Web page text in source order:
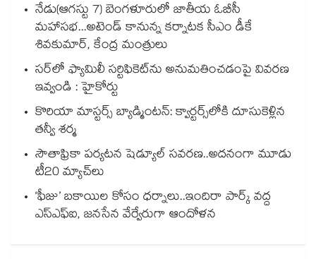
నేడు(ఆగస్టు 7) బెంగళూరులో జాతీయ ఓబీసీ
మహాసభ...అటెండ్ కానున్న కర్నాటక సీఎం డీకే
శివకుమార్, కేంద్ర మంత్రులు
సర్‌‌‌‌లో ఫ్యామిలీ సర్టిఫికెట్‌‌ను అనుమతించడంపై వివరణ
ఇవ్వండి : హైకోర్టు
కొరియా మాస్టర్స్ బ్యాడ్మింటన్: క్వార్టర్స్‌లోకి దూసుకెళ్లిన
తన్వీ శర్మ
సౌతాఫ్రికా పర్యటన షెడ్యూల్ సవరణ..అదనంగా మూడు
టీ20 మ్యాచ్‌లు
‘ఫీజు’ బకాయిల కోసం ధర్నాలు..ఇందిరా పార్క్ వద్ద
ఎస్ఎఫ్ఐ, జనసేన వేర్వేరుగా ఆందోళన